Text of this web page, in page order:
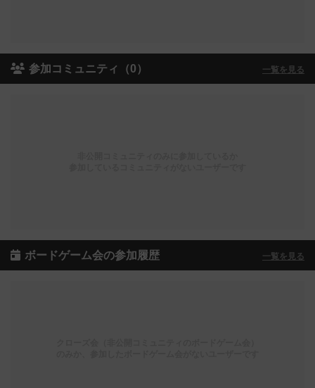
参加コミュニティ（0） 一覧を見る
ボードゲーム会の参加履歴 一覧を見る